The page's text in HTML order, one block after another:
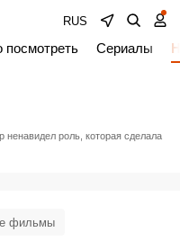
RUS
посмотреть Сериалы
роль, которая сделала
фильмы